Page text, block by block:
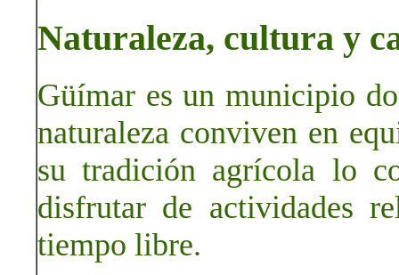
Naturaleza, cultura y
Güímar es un municipio
naturaleza conviven en
su tradición agrícola lo
disfrutar de actividades
tiempo libre.